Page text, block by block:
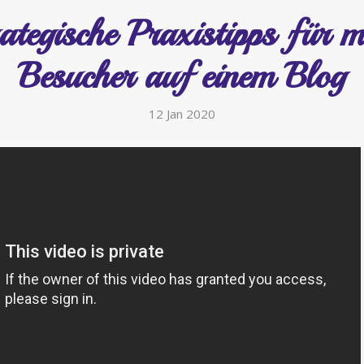
Praxistipps für
Besucher auf einem Blog
12 Jan 2020